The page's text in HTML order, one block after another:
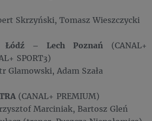
Skrzyński, Tomasz Wieszczycki
Łódź – Lech Poznań (CANAL+
SPORT3)
Glamowski, Adam Szała
(CANAL+ PREMIUM)
Marciniak, Bartosz Gleń